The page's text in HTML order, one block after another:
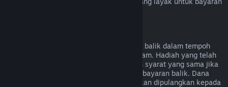
Hadiah yang belum ditebus boleh dibayar balik dalam tempoh
bayaran balik standard iaitu 14 hari/dua jam. Hadiah yang telah
ditebus juga boleh dibayar balik di bawah syarat yang sama jika
penerima hadiah memulakan permintaan bayaran balik. Dana
yang digunakan untuk membeli hadiah akan dipulangkan kepada